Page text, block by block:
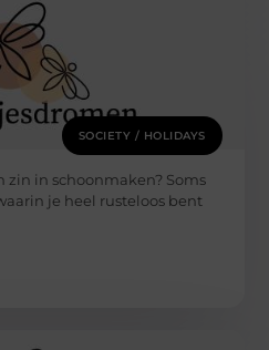
SOCIETY / HOLIDAYS
zin in schoonmaken? Soms
je heel rusteloos bent